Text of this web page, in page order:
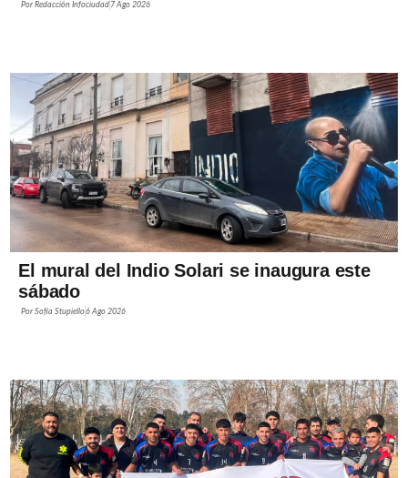
PorRedacción Infociudad 7 Ago 2026
El mural del Indio Solari se inaugura este
sábado
PorSofía Stupiello6 Ago 2026